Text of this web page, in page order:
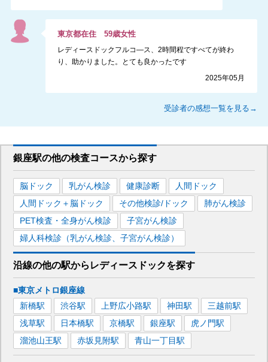
東京都在住59歳女性
レディースドックフルコ―ス、2時間程ですべてが終わ
り、助かりました。とても良かったです
2025年05月
受診者の感想一覧を見る→
銀座駅の他の検査コースから探す
脳ドック 乳がん検診 健康診断
人間ドック
人間ドック＋脳ドック
その他検診/ドック
肺がん検診
PET検査・全身がん検診
子宮がん検診
婦人科検診（乳がん検診、子宮がん検診）
沿線の他の駅から レディースドックを探す
■東京メトロ銀座線
新橋駅 渋谷駅 上野広小路駅 神田駅 三越前駅
浅草駅 日本橋駅 京橋駅 銀座駅 虎ノ門駅
溜池山王駅 赤坂見附駅 青山一丁目駅